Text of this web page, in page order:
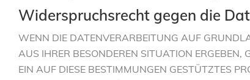
Widerspruchsrecht gegen die
WENN DIE DATENVERARBEITUNG AUF
AUS IHRER BESONDEREN SITUATION ERGEBEN,
EIN AUF DIESE BESTIMMUNGEN GESTÜTZTES